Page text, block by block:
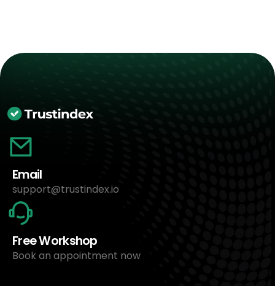
Email
support@trustindex.io
Free Workshop
Book an appointment now